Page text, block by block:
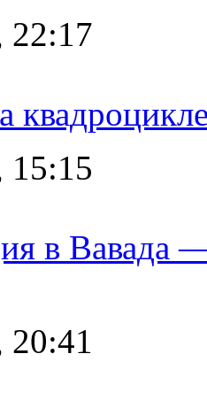
22:17
15:15
в Вавада
20:41